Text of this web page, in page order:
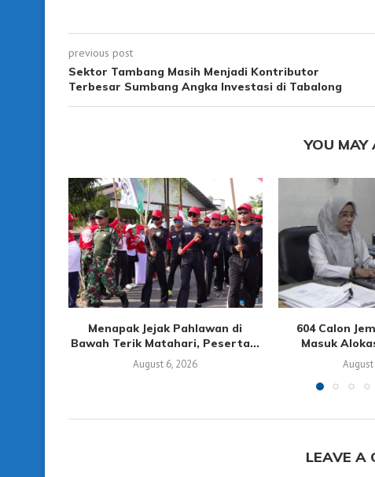
previous post
Sektor Tambang Masih Menjadi Kontributor
Terbesar Sumbang Angka Investasi di Tabalong
YOU MAY
Menapak Jejak Pahlawan di
Bawah Terik Matahari, Peserta...
August 6, 2026
604 Calon
Masuk
LEAVE A